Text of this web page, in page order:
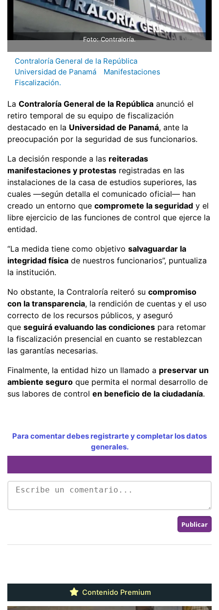
Foto: Contraloría.
Contraloría General de la República
Universidad de Panamá
Manifestaciones
Fiscalización.
La Contraloría General de la República anunció el
retiro temporal de su equipo de fiscalización
destacado en la Universidad de Panamá, ante la
preocupación por la seguridad de sus funcionarios.
La decisión responde a las reiteradas
manifestaciones y protestas registradas en las
instalaciones de la casa de estudios superiores, las
cuales —según detalla el comunicado oficial— han
creado un entorno que compromete la seguridad y el
libre ejercicio de las funciones de control que ejerce la
entidad.
“La medida tiene como objetivo salvaguardar la
integridad física de nuestros funcionarios”, puntualiza
la institución.
No obstante, la Contraloría reiteró su compromiso
con la transparencia, la rendición de cuentas y el uso
correcto de los recursos públicos, y aseguró
que seguirá evaluando las condiciones para retomar
la fiscalización presencial en cuanto se restablezcan
las garantías necesarias.
Finalmente, la entidad hizo un llamado a preservar un
ambiente seguro que permita el normal desarrollo de
sus labores de control en beneficio de la ciudadanía.
Para comentar debes registrarte y completar los datos
generales.
Contenido Premium